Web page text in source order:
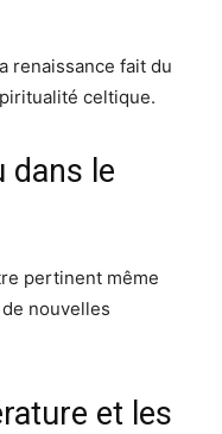
renaissance fait du
celtique.
dans le
pertinent même
nouvelles
et les